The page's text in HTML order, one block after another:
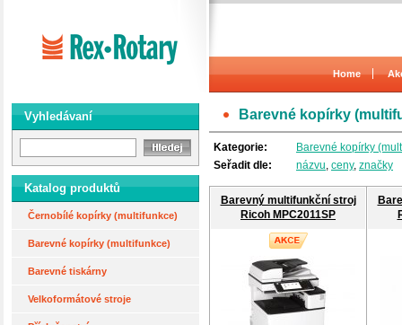
Vyhledávaní
Katalog produktů
Černobílé kopírky (multifunkce)
Barevné kopírky (multifunkce)
Barevné tiskárny
Velkoformátové stroje
Home
Barevné kopírky
Kategorie:
Barevné kopírky
Seřadit dle:
názvu, ceny, značky
Barevný multifunkční stroj
Ricoh MPC2011SP